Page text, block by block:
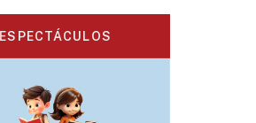
ESPECTÁCULOS